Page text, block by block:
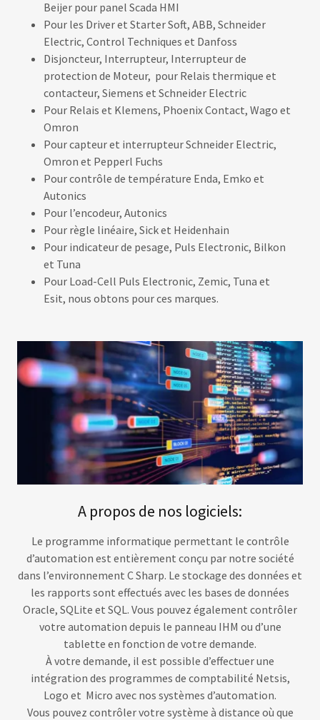
Beijer pour panel Scada HMI
Pour les Driver et Starter Soft, ABB, Schneider
Electric, Control Techniques et Danfoss
Disjoncteur, Interrupteur, Interrupteur de
protection de Moteur, pour Relais thermique et
contacteur, Siemens et Schneider Electric
Pour Relais et Klemens, Phoenix Contact, Wago et
Omron
Pour capteur et interrupteur Schneider Electric,
Omron et Pepperl Fuchs
Pour contrôle de température Enda, Emko et
Autonics
Pour l’encodeur, Autonics
Pour règle linéaire, Sick et Heidenhain
Pour indicateur de pesage, Puls Electronic, Bilkon
et Tuna
Pour Load-Cell Puls Electronic, Zemic, Tuna et
Esit, nous obtons pour ces marques.
A propos de nos logiciels:
Le programme informatique permettant le contrôle
d’automation est entièrement conçu par notre société
dans l’environnement C Sharp. Le stockage des données et
les rapports sont effectués avec les bases de données
Oracle, SQLite et SQL. Vous pouvez également contrôler
votre automation depuis le panneau IHM ou d’une
tablette en fonction de votre demande.
À votre demande, il est possible d’effectuer une
intégration des programmes de comptabilité Netsis,
Logo et Micro avec nos systèmes d’automation.
Vous pouvez contrôler votre système à distance où que